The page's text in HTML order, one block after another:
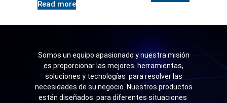
Read more
Somos un equipo apasionado y nuestra misión
es proporcionar las mejores herramientas,
soluciones y tecnologías para resolver las
necesidades de su negocio. Nuestros productos
están diseñados para diferentes situaciones